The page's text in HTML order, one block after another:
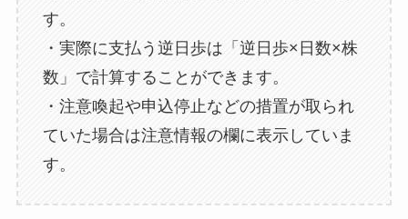
す。
・実際に支払う逆日歩は「逆日歩×日数×株
数」で計算することができます。
・注意喚起や申込停止などの措置が取られ
ていた場合は注意情報の欄に表示していま
す。